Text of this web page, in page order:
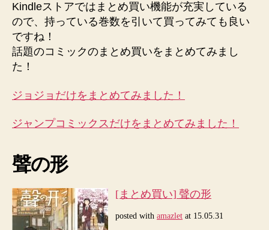
の
コ
ッ
と
め
買
い
て
み
た！
Kindleストアではまとめ買い機能が充実している
ので、持っている巻数を引いて買ってみても良い
ですね！
話題のコミックのまとめ買いをまとめてみまし
た！
ジョジョだけをまとめてみました！
ジャンプコミックスだけをまとめてみました！
聲の形
[まとめ買い] 聲の形
posted with amazlet at 15.05.31